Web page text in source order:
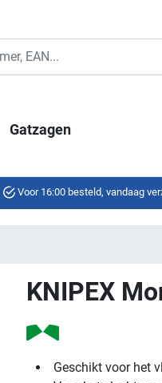
Gatzagen
Voor 16:00 besteld, vandaag
KNIPEX
Geschikt voor het